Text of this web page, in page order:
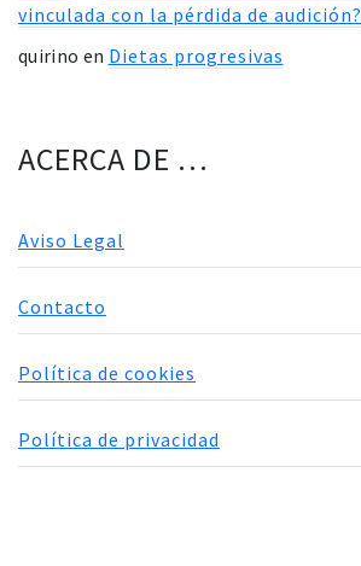
vinculada con la pérdida de audición?
quirino en Dietas progresivas
ACERCA DE …
Aviso Legal
Contacto
Política de cookies
Política de privacidad